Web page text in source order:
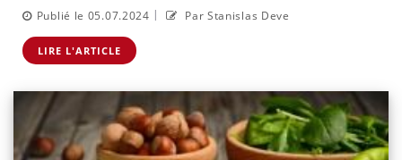
Publié le 05.07.2024 | Par Stanislas Deve
LIRE L'ARTICLE